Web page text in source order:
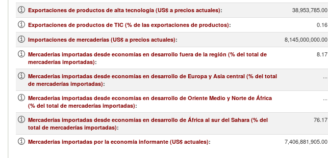
Exportaciones de productos de alta tecnología (US$ a precios actuales): 38,953,785.00
Exportaciones de productos de TIC (% de las exportaciones de productos): 0.16
Importaciones de mercaderías (US$ a precios actuales): 8,145,000,000.00
Mercaderías importadas desde economías en desarrollo fuera de la región (% del total de
mercaderías importadas):
8.17
Mercaderías importadas desde economías en desarrollo de Europa y Asia central (% del total
de mercaderías importadas):
...
Mercaderías importadas desde economías en desarrollo de Oriente Medio y Norte de África
(% del total de mercaderías importadas):
...
Mercaderías importadas desde economías en desarrollo de África al sur del Sahara (% del
total de mercaderías importadas):
76.17
Mercaderías importadas por la economía informante (US$ actuales): 7,406,881,905.00